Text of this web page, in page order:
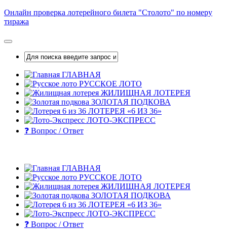
Skip
to
Онлайн проверка лотерейного билета "Столото" по номеру
тиража
ГЛАВНАЯ
РУССКОЕ ЛОТО
ЖИЛИЩНАЯ ЛОТЕРЕЯ
ЗОЛОТАЯ ПОДКОВА
ЛОТЕРЕЯ «6 ИЗ 36»
ЛОТО-ЭКСПРЕСС
❓ Вопрос / Ответ
ГЛАВНАЯ
РУССКОЕ ЛОТО
ЖИЛИЩНАЯ ЛОТЕРЕЯ
ЗОЛОТАЯ ПОДКОВА
ЛОТЕРЕЯ «6 ИЗ 36»
ЛОТО-ЭКСПРЕСС
❓ Вопрос / Ответ